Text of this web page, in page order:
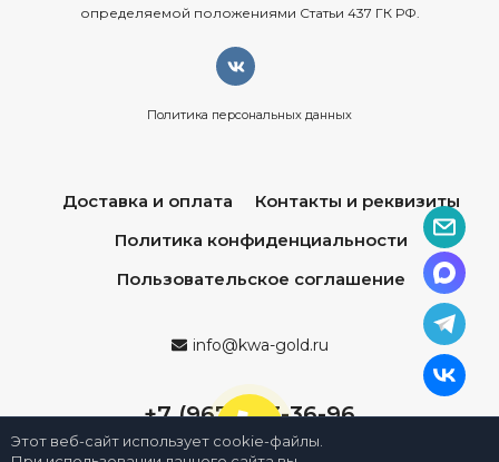
определяемой положениями Статьи 437 ГК РФ.
Политика персональных данных
Доставка и оплата
Контакты и реквизиты
Политика конфиденциальности
Пользовательское соглашение
info@kwa-gold.ru
+7 (967) 013-36-96
Этот веб-сайт использует cookie-файлы.